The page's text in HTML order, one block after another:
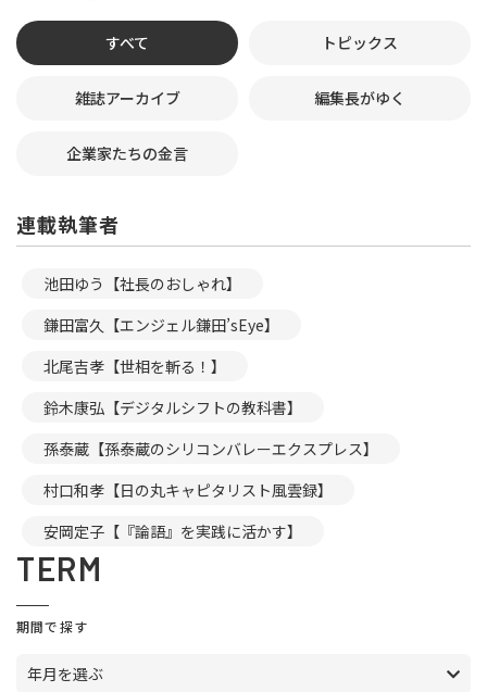
すべて トピックス
雑誌アーカイブ 編集長がゆく
企業家たちの金言
連載執筆者
池田ゆう【社長のおしゃれ】
鎌田富久【エンジェル鎌田’sEye】
北尾吉孝【世相を斬る！】
鈴木康弘【デジタルシフトの教科書】
孫泰蔵【孫泰蔵のシリコンバレーエクスプレス】
村口和孝【日の丸キャピタリスト風雲録】
安岡定子【『論語』を実践に活かす】
TERM
期間で探す
年月を選ぶ